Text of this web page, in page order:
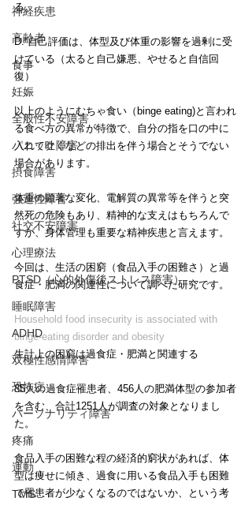
神経疾患
高齢者
食事
妊娠
全般性不安障害
パニック障害
摂食障害
強迫性障害
社交不安障害
心理療法
PTSD（心的外傷後ストレス障害）
睡眠障害
ADHD
双極性感情障害
恐怖症
パーソナリティ障害
疼痛
運動
TMS
る。
D. 自己評価は、体型及び体重の影響を過剰に受
けている（太ると自己嫌悪、やせると自信回
復）
以上のようにむちゃ食い（binge eating)と言われ
る食べ方の異常が特徴で、自分の指を口の中に
入れて吐くなどの排出を伴う場合とそうでない
場合があります。
体重の顕著な変化、電解質の異常等を伴うと突
然死の危険もあり、精神的な支えはもちろんで
すが、身体管理も重要な精神疾患と言えます。
今回は、生活の困窮（食品入手の困難さ）と過
食症・肥満の関連性について調べた研究です。
Household food insecurity is associated with
binge-eating disorder and obesity
生計上の困窮は過食症・肥満と関連する
85人の過食症罹患者、456人の肥満体型の参加者
を含む、合計1251人が調査の対象となりまし
た。
食品入手の困難な程の経済的窮状があれば、体
型は痩せに傾き、過食に用いる食品入手も困難
で罹患者が少なくなるのではないか、という考